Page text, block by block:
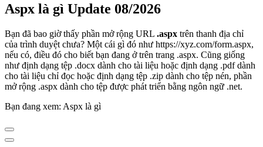
Aspx là gì Update 08/2026
Bạn đã bao giờ thấy phần mở rộng URL .aspx trên thanh địa chỉ
của trình duyệt chưa? Một cái gì đó như https://xyz.com/form.aspx,
nếu có, điều đó cho biết bạn đang ở trên trang .aspx. Cũng giống
như định dạng tệp .docx dành cho tài liệu hoặc định dạng .pdf dành
cho tài liệu chỉ đọc hoặc định dạng tệp .zip dành cho tệp nén, phần
mở rộng .aspx dành cho tệp được phát triển bằng ngôn ngữ .net.
Bạn đang xem: Aspx là gì